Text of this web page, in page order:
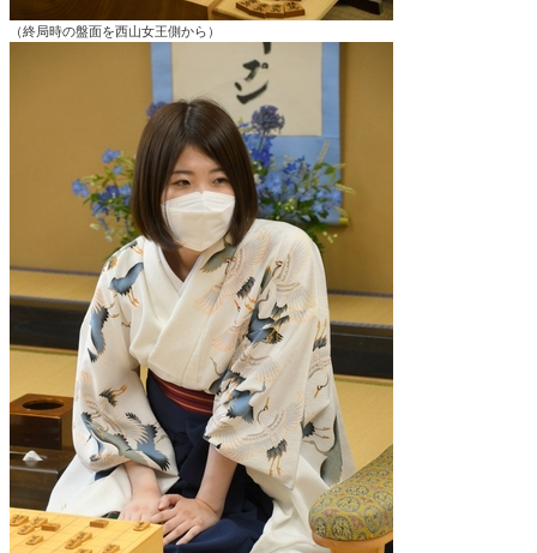
（終局時の盤面を西山女王側から）